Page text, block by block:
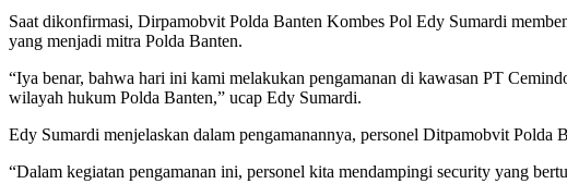
Saat dikonfirmasi, Dirpamobvit Polda Banten Kombes Pol Edy Sumardi
yang menjadi mitra Polda Banten.
“Iya benar, bahwa hari ini kami melakukan pengamanan di kawasan PT
wilayah hukum Polda Banten,” ucap Edy Sumardi.
Edy Sumardi menjelaskan dalam pengamanannya, personel Ditpamobvit Polda
“Dalam kegiatan pengamanan ini, personel kita mendampingi security yang